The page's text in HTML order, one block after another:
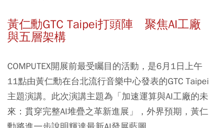
黃仁勳GTC Taipei打頭陣 聚焦AI工廠
與五層架構
COMPUTEX開展前最受矚目的活動，是6月1日上午
11點由黃仁勳在台北流行音樂中心發表的GTC Taipei
主題演講。此次演講主題為「加速運算與AI工廠的未
來：貫穿完整AI堆疊之革新進展」，外界預期，黃仁